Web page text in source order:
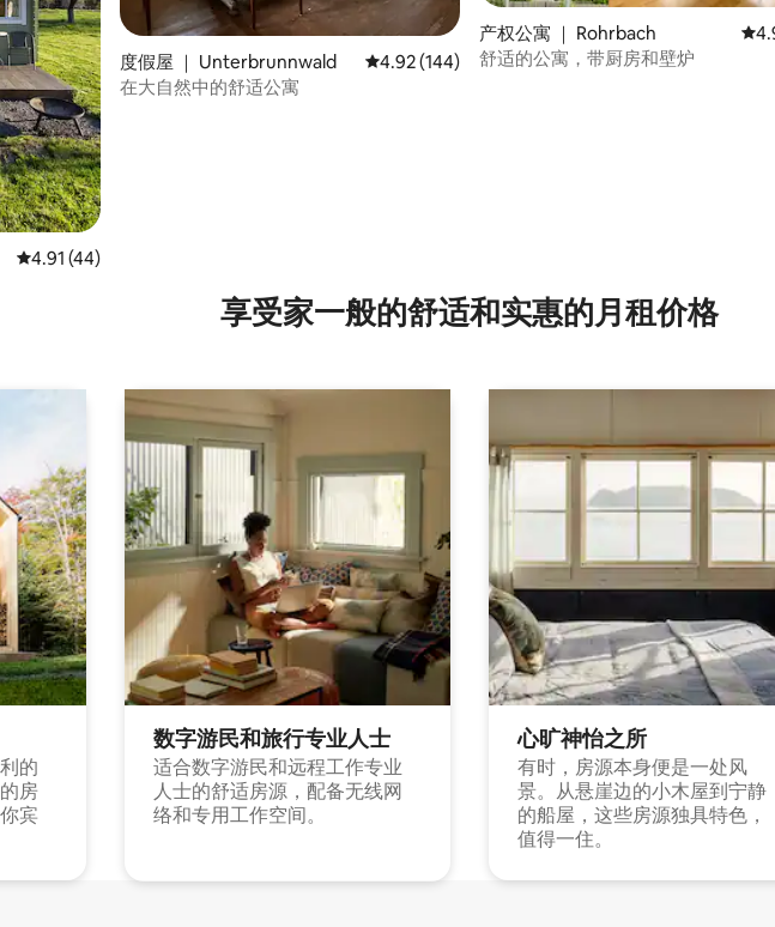
平均评分 4.91 分（满分 5 分），共 44 条评价
4.91 (44)
度假屋 ｜ Unterbrunnwald 平均评分 4.92 分（满分 5 分），共 144 条评价
4.92 (144)
在大自然中的舒适公寓
产权公寓 ｜ Rohrbach 平
舒适的公寓，带厨房和壁炉
享受家一般的舒适和实惠的月租价格
的
房
宾
数字游民和旅行专业人士
适合数字游民和远程工作专业
人士的舒适房源，配备无线网
络和专用工作空间。
心旷神怡之所
有时，房源本身便是一处风
景。从悬崖边的小木屋到宁静
的船屋，这些房源独具特色，
值得一住。